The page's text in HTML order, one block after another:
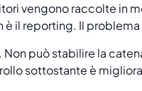
vengono raccolte in
è il reporting. Il
può stabilire la
sottostante è